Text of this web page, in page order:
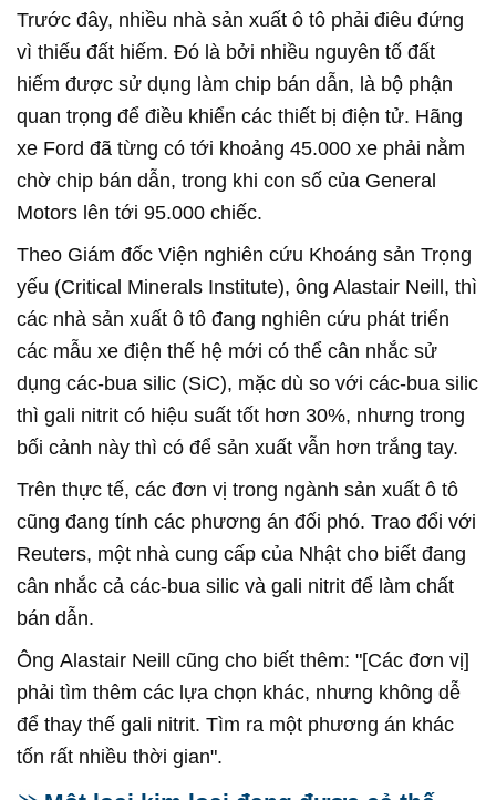
Trước đây, nhiều nhà sản xuất ô tô phải điêu đứng
vì thiếu đất hiếm. Đó là bởi nhiều nguyên tố đất
hiếm được sử dụng làm chip bán dẫn, là bộ phận
quan trọng để điều khiển các thiết bị điện tử. Hãng
xe Ford đã từng có tới khoảng 45.000 xe phải nằm
chờ chip bán dẫn, trong khi con số của General
Motors lên tới 95.000 chiếc.
Theo Giám đốc Viện nghiên cứu Khoáng sản Trọng
yếu (Critical Minerals Institute), ông Alastair Neill, thì
các nhà sản xuất ô tô đang nghiên cứu phát triển
các mẫu xe điện thế hệ mới có thể cân nhắc sử
dụng các-bua silic (SiC), mặc dù so với các-bua silic
thì gali nitrit có hiệu suất tốt hơn 30%, nhưng trong
bối cảnh này thì có để sản xuất vẫn hơn trắng tay.
Trên thực tế, các đơn vị trong ngành sản xuất ô tô
cũng đang tính các phương án đối phó. Trao đổi với
Reuters, một nhà cung cấp của Nhật cho biết đang
cân nhắc cả các-bua silic và gali nitrit để làm chất
bán dẫn.
Ông Alastair Neill cũng cho biết thêm: "[Các đơn vị]
phải tìm thêm các lựa chọn khác, nhưng không dễ
để thay thế gali nitrit. Tìm ra một phương án khác
tốn rất nhiều thời gian".